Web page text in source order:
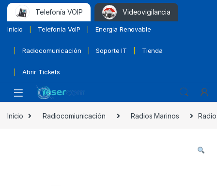
Telefonía VOIP Videovigilancia
Inicio Telefonía VoIP Energia Renovable
Radiocomunicación Soporte IT Tienda
Abrir Tickets
Inicio Radiocomiunicación Radios Marinos